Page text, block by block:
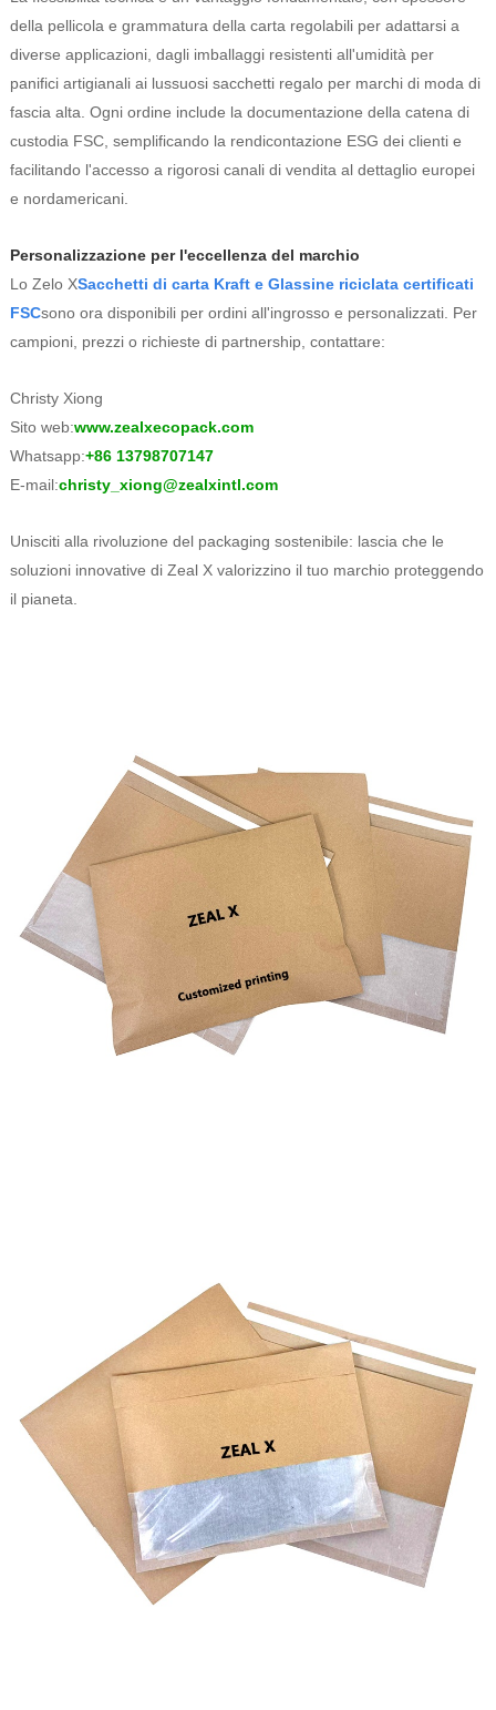
della pellicola e grammatura della carta regolabili per adattarsi a
diverse applicazioni, dagli imballaggi resistenti all'umidità per
panifici artigianali ai lussuosi sacchetti regalo per marchi di moda di
fascia alta. Ogni ordine include la documentazione della catena di
custodia FSC, semplificando la rendicontazione ESG dei clienti e
facilitando l'accesso a rigorosi canali di vendita al dettaglio europei
e nordamericani.
Personalizzazione per l'eccellenza del marchio
Lo Zelo XSacchetti di carta Kraft e Glassine riciclata certificati
FSCsono ora disponibili per ordini all'ingrosso e personalizzati. Per
campioni, prezzi o richieste di partnership, contattare:
Christy Xiong
Sito web:www.zealxecopack.com
Whatsapp:+86 13798707147
E-mail:christy_xiong@zealxintl.com
Unisciti alla rivoluzione del packaging sostenibile: lascia che le
soluzioni innovative di Zeal X valorizzino il tuo marchio proteggendo
il pianeta.